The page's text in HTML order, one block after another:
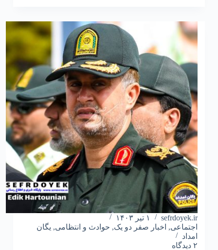
sefrdoyek.ir
۱ تیر ۱۴۰۳
اجتماعی, اخبار صفر دو یک, حوادث و انتظامی, یگان
امداد
۲ دیدگاه